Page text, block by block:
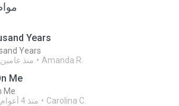
Years
Years
منذ عامين Amanda R.
Me
Me
منذ 4 أعوام Carolina C.